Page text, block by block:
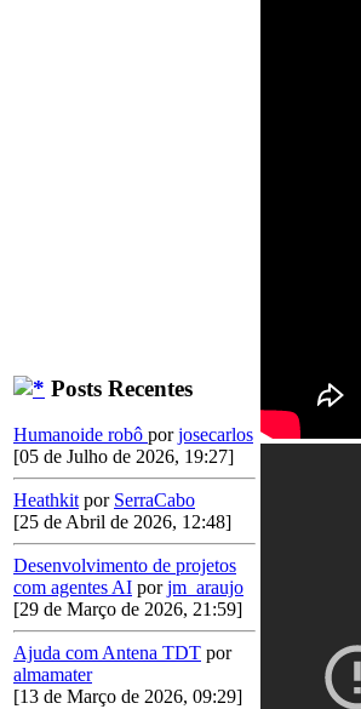
Posts Recentes
Humanoide robô porjosecarlos
[05 de Julho de 2026, 19:27]
Heathkit por SerraCabo
[25 de Abril de 2026, 12:48]
Desenvolvimento de projetos
com agentes AI porjm_araujo
[29 de Março de 2026, 21:59]
Ajuda com Antena TDT por
almamater
[13 de Março de 2026, 09:29]